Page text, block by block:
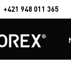
+421 948 011 365